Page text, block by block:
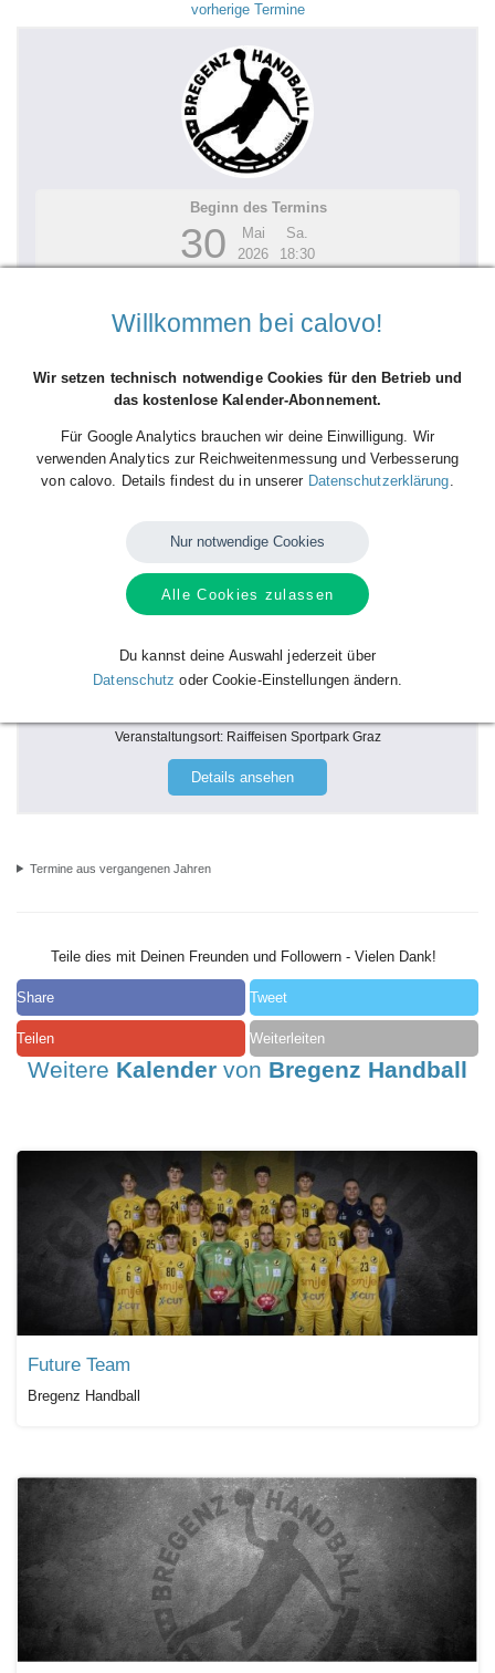
vorherige Termine
Beginn des Termins
30
Mai
2026
Sa.
18:30
Meisterliga APO | 5. Runde
Details ansehen
Beginn des Termins
18:30
* HSG Holding Graz - Bregenz Handball | HLA Meisterliga
Veranstaltungsort: Raiffeisen Sportpark Graz
Details ansehen
Termine aus vergangenen Jahren
Teile dies mit Deinen Freunden und Followern - Vielen Dank!
Share Tweet
Teilen Weiterleiten
Weitere Kalender von Bregenz Handball
Future Team
Bregenz Handball
Willkommen bei calovo!
Wir setzen technisch notwendige Cookies für den Betrieb und
das kostenlose Kalender-Abonnement.
Für Google Analytics brauchen wir deine Einwilligung. Wir
verwenden Analytics zur Reichweitenmessung und Verbesserung
von calovo. Details findest du in unserer Datenschutzerklärung
Nur notwendige Cookies
Alle Cookies zulassen
Du kannst deine Auswahl jederzeit über
Datenschutz oder Cookie-Einstellungen ändern.